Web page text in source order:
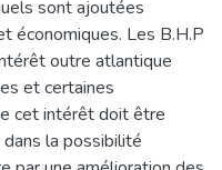
sont ajoutées
économiques. Les B.H.P
outre atlantique
et certaines
cet intérêt doit être
la possibilité